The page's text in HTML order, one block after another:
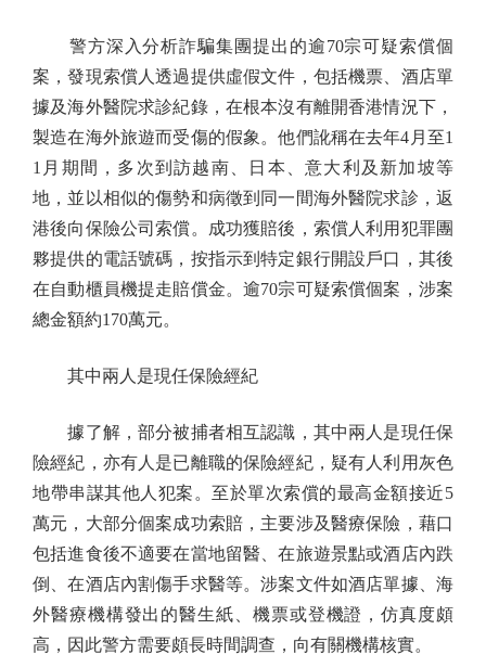
警方深入分析詐騙集團提出的逾70宗可疑索償個
案，發現索償人透過提供虛假文件，包括機票、酒店單
據及海外醫院求診紀錄，在根本沒有離開香港情況下，
製造在海外旅遊而受傷的假象。他們訛稱在去年4月至1
1月期間，多次到訪越南、日本、意大利及新加坡等
地，並以相似的傷勢和病徵到同一間海外醫院求診，返
港後向保險公司索償。成功獲賠後，索償人利用犯罪團
夥提供的電話號碼，按指示到特定銀行開設戶口，其後
在自動櫃員機提走賠償金。逾70宗可疑索償個案，涉案
總金額約170萬元。
其中兩人是現任保險經紀
據了解，部分被捕者相互認識，其中兩人是現任保
險經紀，亦有人是已離職的保險經紀，疑有人利用灰色
地帶串謀其他人犯案。至於單次索償的最高金額接近5
萬元，大部分個案成功索賠，主要涉及醫療保險，藉口
包括進食後不適要在當地留醫、在旅遊景點或酒店內跌
倒、在酒店內割傷手求醫等。涉案文件如酒店單據、海
外醫療機構發出的醫生紙、機票或登機證，仿真度頗
高，因此警方需要頗長時間調查，向有關機構核實。